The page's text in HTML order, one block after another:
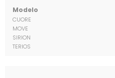
Modelo
CUORE
MOVE
SIRION
TERIOS